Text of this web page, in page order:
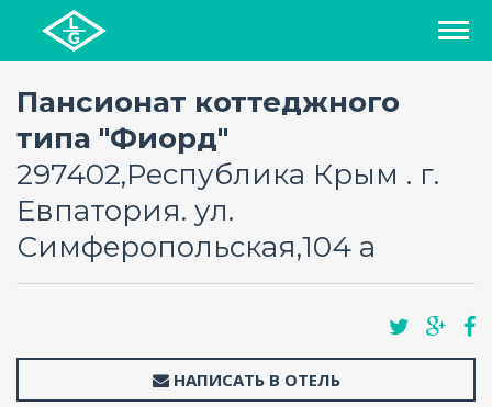
СПИСОК ОТЕЛЕЙ
КАРТА
Пансионат коттеджного
типа "Фиорд"
297402,Республика Крым . г.
Евпатория. ул.
Симферопольская,104 а
НАПИСАТЬ В ОТЕЛЬ